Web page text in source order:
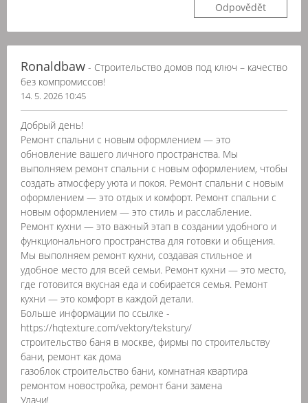
Odpovědět
Ronaldbaw - Строительство домов под ключ – качество
без компромиссов!
14. 5. 2026 10:45
Добрый день!
Ремонт спальни с новым оформлением — это
обновление вашего личного пространства. Мы
выполняем ремонт спальни с новым оформлением, чтобы
создать атмосферу уюта и покоя. Ремонт спальни с новым
оформлением — это отдых и комфорт. Ремонт спальни с
новым оформлением — это стиль и расслабление.
Ремонт кухни — это важный этап в создании удобного и
функционального пространства для готовки и общения.
Мы выполняем ремонт кухни, создавая стильное и
удобное место для всей семьи. Ремонт кухни — это место,
где готовится вкусная еда и собирается семья. Ремонт
кухни — это комфорт в каждой детали.
Больше информации по ссылке -
https://hqtexture.com/vektory/tekstury/
строительство баня в москве, фирмы по строительству
бани, ремонт как дома
газоблок строительство бани, комнатная квартира
ремонтом новостройка, ремонт бани замена
Удачи!